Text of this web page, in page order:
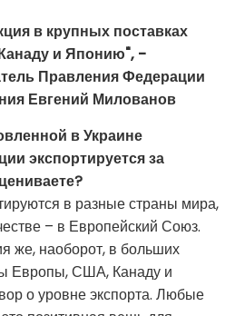
в крупных поставках
и Японию", -
Правления Федерации
Евгений Милованов
в Украине
экспортируется за
в разные страны мира,
– в Европейский Союз.
же, наоборот, в больших
Европы, США, Канаду и
о уровне экспорта. Любые